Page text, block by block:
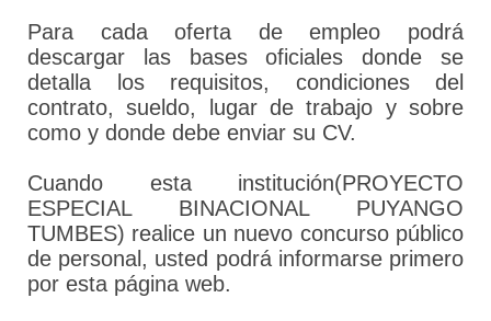
Para cada oferta de empleo podrá
descargar las bases oficiales donde se
detalla los requisitos, condiciones del
contrato, sueldo, lugar de trabajo y sobre
como y donde debe enviar su CV.
Cuando esta institución(PROYECTO
ESPECIAL BINACIONAL PUYANGO
TUMBES) realice un nuevo concurso público
de personal, usted podrá informarse primero
por esta página web.